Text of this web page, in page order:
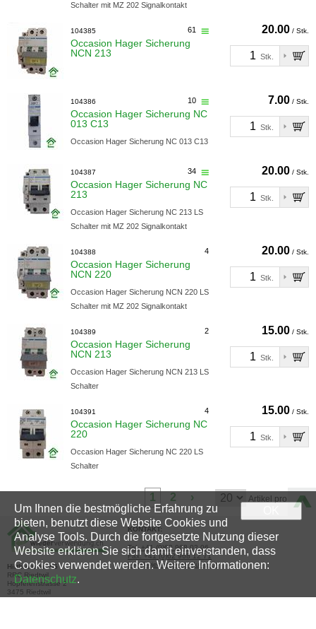
Schalter mit MZ 202 Signalkontakt
61
104385
Occasion Hager Sicherung
NCN 213
20.00 / Stk.
Stk.
10
104386
Occasion Hager Sicherung NC
013 C13
Occasion Hager Sicherung NC 013 C13
7.00 / Stk.
Stk.
34
104387
Occasion Hager Sicherung NC
213
Occasion Hager Sicherung NC 213 LS
Schalter mit MZ 202 Signalkontakt
20.00 / Stk.
Stk.
4
104388
Occasion Hager Sicherung
NCN 220
Occasion Hager Sicherung NCN 220 LS
Schalter mit MZ 202 Signalkontakt
20.00 / Stk.
Stk.
2
104389
Occasion Hager Sicherung
NCN 213
Occasion Hager Sicherung NCN 213 LS
Schalter
15.00 / Stk.
Stk.
4
104391
Occasion Hager Sicherung NC
220
Occasion Hager Sicherung NC 220 LS
Schalter
15.00 / Stk.
Stk.
1 2 › Artikel pro Seite
Hiltbrunner AG
RRC Riedtwil
Hopferenstrasse 2
3475 Riedtwil
KONTAKT:
Tel. +41 (0)62 968 02 06
Fax. +41 (0)62 968 12 71
info@wiederverwendung.ch
Um Ihnen die bestmögliche Erfahrung zu
bieten, benutzt diese Website Cookies und
Analyse Tools. Durch die fortgesetzte Nutzung dieser
Website erklären Sie sich damit einverstanden, dass
Cookies verwendet werden. Weitere Informationen:
Datenschutz.